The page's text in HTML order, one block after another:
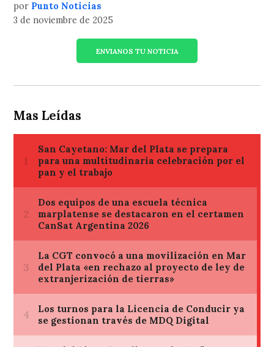
por Punto Noticias
3 de noviembre de 2025
ENVIANOS TU NOTICIA
Mas Leídas